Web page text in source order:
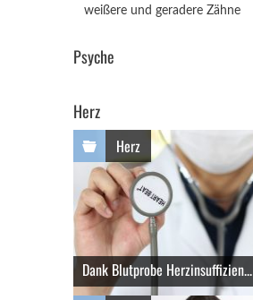
weißere und geradere Zähne
Psyche
Herz
Herz
Dank Blutprobe Herzinsuffizien...